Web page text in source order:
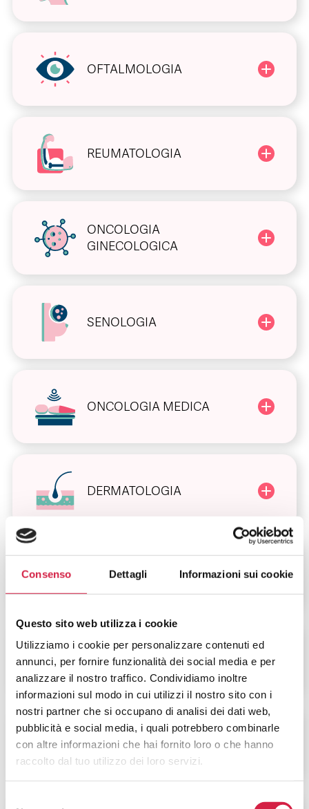
Consenso Dettagli Informazioni sui cookie
Questo sito web utilizza i cookie
Utilizziamo i cookie per personalizzare contenuti ed
annunci, per fornire funzionalità dei social media e per
analizzare il nostro traffico. Condividiamo inoltre
informazioni sul modo in cui utilizzi il nostro sito con i
nostri partner che si occupano di analisi dei dati web,
pubblicità e social media, i quali potrebbero combinarle
con altre informazioni che hai fornito loro o che hanno
raccolto dal tuo utilizzo dei loro servizi.
OFTALMOLOGIA
REUMATOLOGIA
ONCOLOGIA
GINECOLOGICA
SENOLOGIA
ONCOLOGIA MEDICA
DERMATOLOGIA
DIABETOLOGIA
DIETOLOGIA
VIOLENZA SULLA
DONNA